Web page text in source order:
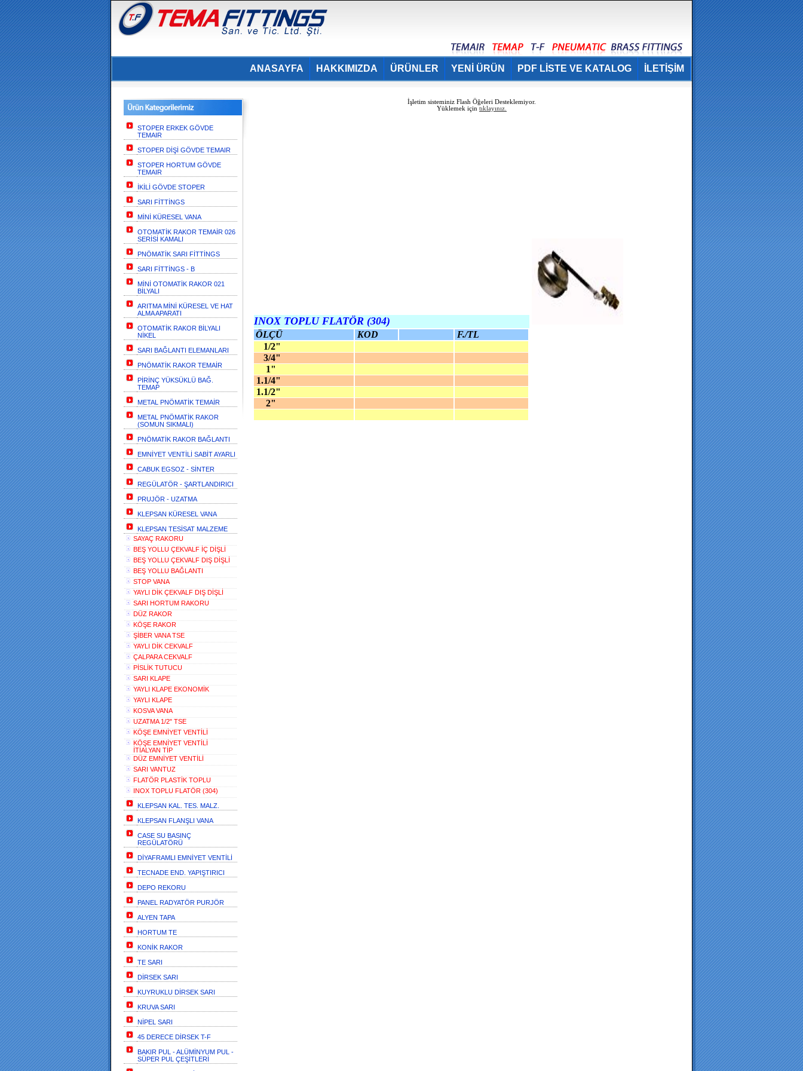
İLETİŞİM
PDF LİSTE VE KATALOG
YENİ ÜRÜN
ÜRÜNLER
HAKKIMIZDA
ANASAYFA
STOPER ERKEK GÖVDE
TEMAIR
STOPER DİŞİ GÖVDE TEMAIR
STOPER HORTUM GÖVDE
TEMAIR
İKİLİ GÖVDE STOPER
SARI FİTTİNGS
MİNİ KÜRESEL VANA
OTOMATİK RAKOR TEMAİR 026
SERİSİ KAMALI
PNÖMATİK SARI FİTTİNGS
SARI FİTTİNGS - B
MİNİ OTOMATİK RAKOR 021
BİLYALI
ARITMA MİNİ KÜRESEL VE HAT
ALMA APARATI
OTOMATİK RAKOR BİLYALI
NİKEL
SARI BAĞLANTI ELEMANLARI
PNÖMATİK RAKOR TEMAİR
PİRİNÇ YÜKSÜKLÜ BAĞ.
TEMAP
METAL PNÖMATİK TEMAİR
METAL PNÖMATİK RAKOR
(SOMUN SIKMALI)
PNÖMATİK RAKOR BAĞLANTI
EMNİYET VENTİLİ SABİT AYARLI
CABUK EGSOZ - SİNTER
REGÜLATÖR - ŞARTLANDIRICI
PRUJÖR - UZATMA
KLEPSAN KÜRESEL VANA
KLEPSAN TESİSAT MALZEME
SAYAÇ RAKORU
BEŞ YOLLU ÇEKVALF İÇ DİŞLİ
BEŞ YOLLU ÇEKVALF DIŞ DİŞLİ
BEŞ YOLLU BAĞLANTI
STOP VANA
YAYLI DİK ÇEKVALF DIŞ DİŞLİ
SARI HORTUM RAKORU
DÜZ RAKOR
KÖŞE RAKOR
ŞİBER VANA TSE
YAYLI DİK CEKVALF
ÇALPARA CEKVALF
PİSLİK TUTUCU
SARI KLAPE
YAYLI KLAPE EKONOMİK
YAYLI KLAPE
KOSVA VANA
UZATMA 1/2" TSE
KÖŞE EMNİYET VENTİLİ
KÖŞE EMNİYET VENTİLİ
İTİALYAN TİP
DÜZ EMNİYET VENTİLİ
SARI VANTUZ
FLATÖR PLASTİK TOPLU
INOX TOPLU FLATÖR (304)
KLEPSAN KAL. TES. MALZ.
KLEPSAN FLANŞLI VANA
CASE SU BASINÇ
REGÜLATÖRÜ
DİYAFRAMLI EMNİYET VENTİLİ
TECNADE END. YAPIŞTIRICI
DEPO REKORU
PANEL RADYATÖR PURJÖR
ALYEN TAPA
HORTUM TE
KONİK RAKOR
TE SARI
DİRSEK SARI
KUYRUKLU DİRSEK SARI
KRUVA SARI
NİPEL SARI
45 DERECE DİRSEK T-F
BAKIR PUL - ALÜMİNYUM PUL -
SÜPER PUL ÇEŞİTLERİ
İşletim sisteminiz Flash Öğeleri Desteklemiyor.
Yüklemek için tıklayınız.
INOX TOPLU FLATÖR (304)
ÖLÇÜ KOD
F./TL
1/2"
3/4"
1"
1.1/4"
1.1/2"
2"